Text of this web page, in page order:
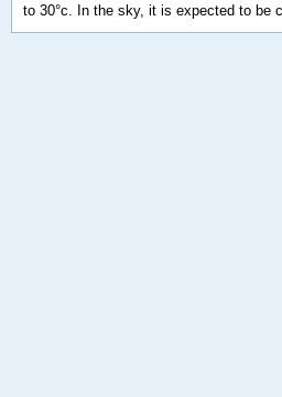
to 30°c. In the sky, it is expected to be